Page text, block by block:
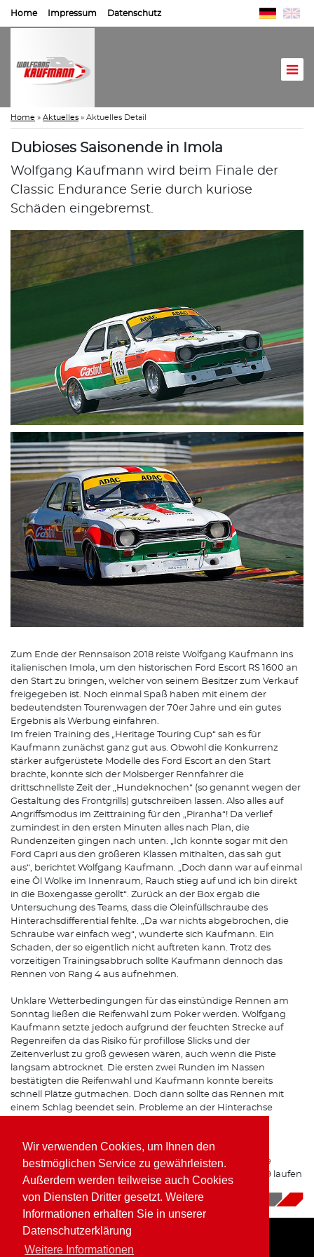
Wir verwenden Cookies, um Ihnen den
bestmöglichen Service zu gewährleisten.
Außerdem werden teilweise auch Cookies
von Diensten Dritter gesetzt. Weitere
Informationen erhalten Sie in unserer
Datenschutzerklärung
Weitere Informationen
Home Impressum Datenschutz
Home » Aktuelles » Aktuelles Detail
Dubioses Saisonende in Imola
Wolfgang Kaufmann wird beim Finale der
Classic Endurance Serie durch kuriose
Schäden eingebremst.
Zum Ende der Rennsaison 2018 reiste Wolfgang Kaufmann ins
italienischen Imola, um den historischen Ford Escort RS 1600 an
den Start zu bringen, welcher von seinem Besitzer zum Verkauf
freigegeben ist. Noch einmal Spaß haben mit einem der
bedeutendsten Tourenwagen der 70er Jahre und ein gutes
Ergebnis als Werbung einfahren.
Im freien Training des „Heritage Touring Cup“ sah es für
Kaufmann zunächst ganz gut aus. Obwohl die Konkurrenz
stärker aufgerüstete Modelle des Ford Escort an den Start
brachte, konnte sich der Molsberger Rennfahrer die
drittschnellste Zeit der „Hundeknochen“ (so genannt wegen der
Gestaltung des Frontgrills) gutschreiben lassen. Also alles auf
Angriffsmodus im Zeittraining für den „Piranha“! Da verlief
zumindest in den ersten Minuten alles nach Plan, die
Rundenzeiten gingen nach unten. „Ich konnte sogar mit den
Ford Capri aus den größeren Klassen mithalten, das sah gut
aus“, berichtet Wolfgang Kaufmann. „Doch dann war auf einmal
eine Öl Wolke im Innenraum, Rauch stieg auf und ich bin direkt
in die Boxengasse gerollt“. Zurück an der Box ergab die
Untersuchung des Teams, dass die Öleinfüllschraube des
Hinterachsdifferential fehlte. „Da war nichts abgebrochen, die
Schraube war einfach weg“, wunderte sich Kaufmann. Ein
Schaden, der so eigentlich nicht auftreten kann. Trotz des
vorzeitigen Trainingsabbruch sollte Kaufmann dennoch das
Rennen von Rang 4 aus aufnehmen.
Unklare Wetterbedingungen für das einstündige Rennen am
Sonntag ließen die Reifenwahl zum Poker werden. Wolfgang
Kaufmann setzte jedoch aufgrund der feuchten Strecke auf
Regenreifen da das Risiko für profillose Slicks und der
Zeitenverlust zu groß gewesen wären, auch wenn die Piste
langsam abtrocknet. Die ersten zwei Runden im Nassen
bestätigten die Reifenwahl und Kaufmann konnte bereits
schnell Plätze gutmachen. Doch dann sollte das Rennen mit
einem Schlag beendet sein. Probleme an der Hinterachse
Leider ging die Saison 2018 für Wolfgang Kaufmann ohne
zählbares Ergebnis zu Ende, doch die Planungen für 2019 laufen
06.11.2018|
Home Impressum